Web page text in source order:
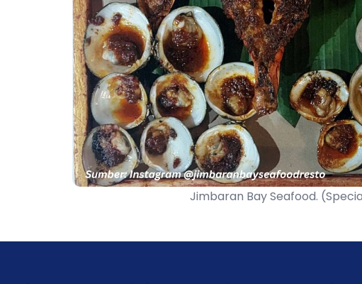
Jimbaran Bay Seafood.